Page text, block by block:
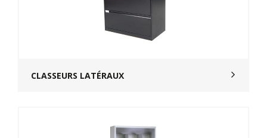
CLASSEURS LATÉRAUX